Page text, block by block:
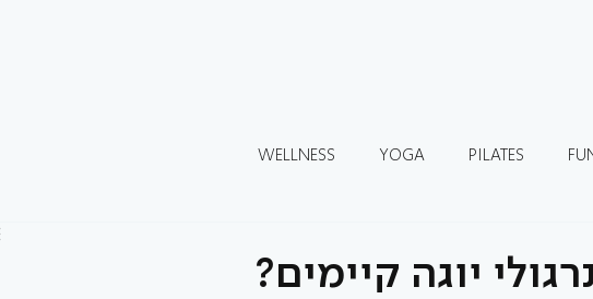
PILATES
YOGA
WELLNESS
יוגה קיימים?